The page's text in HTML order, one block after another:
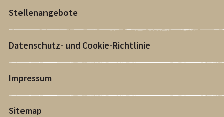
Stellenangebote
Datenschutz- und Cookie-Richtlinie
Impressum
Sitemap